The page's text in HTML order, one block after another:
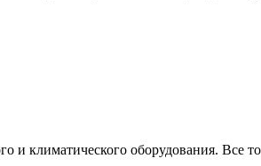
и климатического оборудования. Все